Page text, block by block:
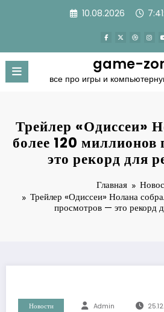
10.08.2026
game-
все про игры и
Трейлер «Одиссеи»
более 120
это рекорд для
Главная
Трейлер «Одиссеи» Нолана
просмотров — это рекорд
Новости Admin